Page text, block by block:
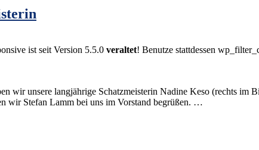
ist seit Version 5.5.0 veraltet! Benutze stattdessen
wir unsere langjährige Schatzmeisterin Nadine Keso (rechts
wir Stefan Lamm bei uns im Vorstand begrüßen. …